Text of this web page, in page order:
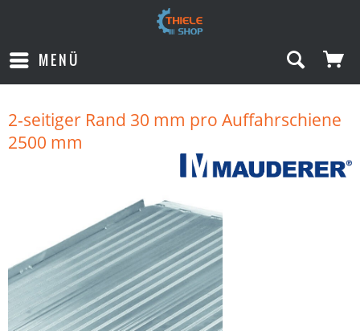
MENÜ
2-seitiger Rand 30 mm pro Auffahrschiene
2500 mm